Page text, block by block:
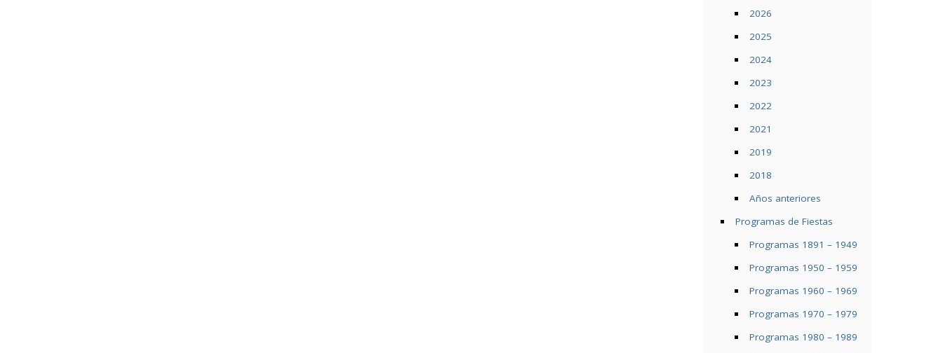
2026
2025
2024
2023
2022
2021
2019
2018
Años anteriores
Programas de Fiestas
Programas 1891 – 1949
Programas 1950 – 1959
Programas 1960 – 1969
Programas 1970 – 1979
Programas 1980 – 1989